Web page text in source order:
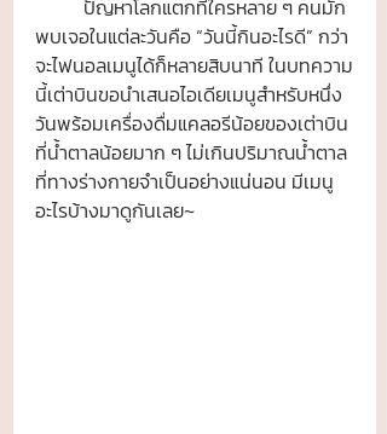
พบเจอในแต่ละวันคือ “วันนี้กินอะไรดี” กว่า
จะไฟนอลเมนูได้ก็หลายสิบนาที ในบทความ
นี้เต่าบินขอนำเสนอไอเดียเมนูสำหรับหนึ่ง
วันพร้อมเครื่องดื่มแคลอรีน้อยของเต่าบิน
ที่น้ำตาลน้อยมาก ๆ ไม่เกินปริมาณน้ำตาล
ที่ทางร่างกายจำเป็นอย่างแน่นอน มีเมนู
อะไรบ้างมาดูกันเลย~